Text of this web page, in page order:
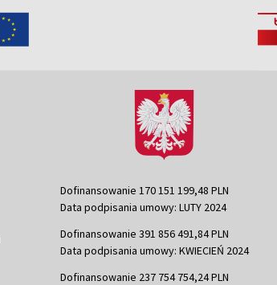
Dofinansowanie 170 151 199,48 PLN
Data podpisania umowy: LUTY 2024
Dofinansowanie 391 856 491,84 PLN
Data podpisania umowy: KWIECIEŃ 2024
Dofinansowanie 237 754 754,24 PLN